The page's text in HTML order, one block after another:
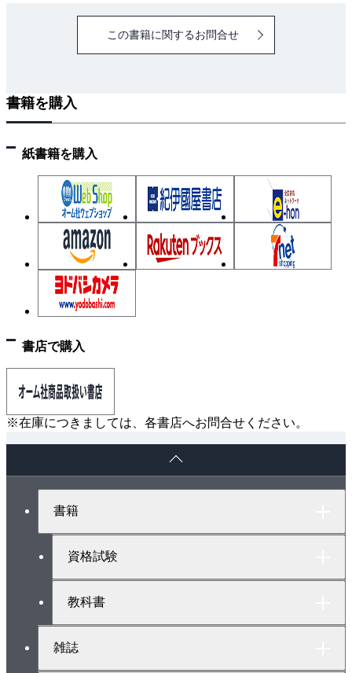
4章 予防・職場づくり
4-1 管理監督者とは
4-4 職場環境改善効果の評価
5章 早期発見・早期対応
5-1 コミュニケーション
5-3 部下の話を聴く
5-4 不調者に対応する
6章 休業者の職場復帰支援
6-1 職場復帰支援の流れ
6-2 職場復帰支援での役割
この書籍に関するお問合せ
書籍を購入
紙書籍を購入
書店で購入
※在庫につきましては、各書店へお問合せください。
書籍
資格試験
教科書
雑誌